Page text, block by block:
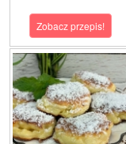
Zobacz przepis!